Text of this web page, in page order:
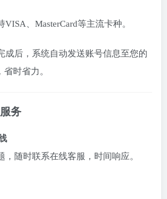
VISA、MasterCard等主流卡种。
成后，系统自动发送账号信息至您的
省时省力。
务
，随时联系在线客服，时间响应。